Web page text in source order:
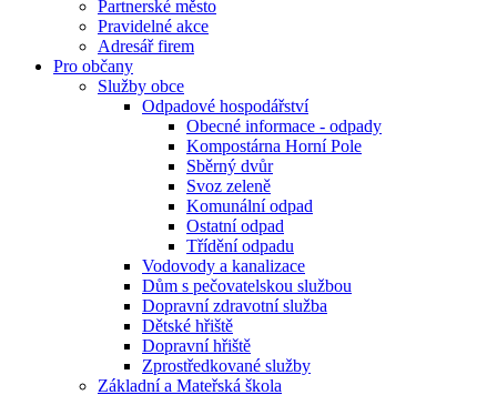
Partnerské město
Pravidelné akce
Adresář firem
Pro občany
Služby obce
Odpadové hospodářství
Obecné informace - odpady
Kompostárna Horní Pole
Sběrný dvůr
Svoz zeleně
Komunální odpad
Ostatní odpad
Třídění odpadu
Vodovody a kanalizace
Dům s pečovatelskou službou
Dopravní zdravotní služba
Dětské hřiště
Dopravní hřiště
Zprostředkované služby
Základní a Mateřská škola